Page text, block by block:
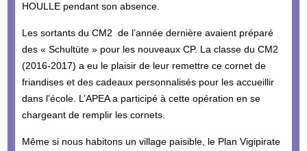
HOULLE pendant son absence.
Les sortants du CM2 de l’année dernière avaient préparé
des « Schultüte » pour les nouveaux CP. La classe du CM2
(2016-2017) a eu le plaisir de leur remettre ce cornet de
friandises et des cadeaux personnalisés pour les accueillir
dans l’école. L’APEA a participé à cette opération en se
chargeant de remplir les cornets.
Même si nous habitons un village paisible, le Plan Vigipirate